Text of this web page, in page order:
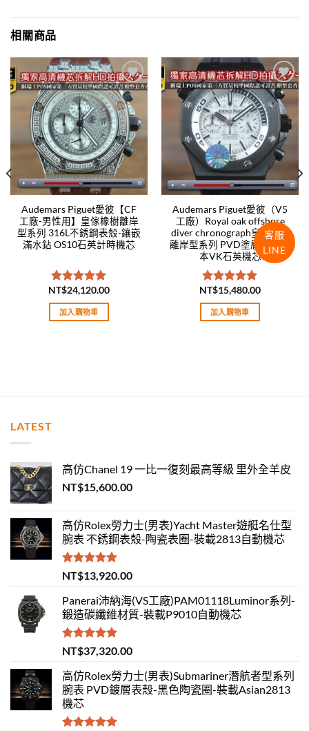
相關商品
Add to
wishlist
Audemars Piguet愛彼【CF
工廠-男性用】皇傢橡樹離岸
型系列 316L不銹鋼表殼-鑲嵌
滿水鉆 OS10石英計時機芯
評分5.00
滿分 5
NT$24,120.00
加入購物車
Add to
wishlist
Audemars Piguet愛彼（V5
工廠）Royal oak offshore
diver chronograph皇傢橡樹
離岸型系列 PVD塗層表殼 日
本VK石英機芯
評分5.00
滿分 5
NT$15,480.00
加入購物車
LATEST
高仿Chanel 19 一比一復刻最高等級 里外全羊皮
NT$15,600.00
高仿Rolex勞力士(男表)Yacht Master遊艇名仕型
腕表 不銹鋼表殼-陶瓷表圈-裝載2813自動機芯
評分5.00
滿分 5
NT$13,920.00
Panerai沛納海(VS工廠)PAM01118Luminor系列-
鍛造碳纖維材質-裝載P9010自動機芯
評分5.00
滿分 5
NT$37,320.00
高仿Rolex勞力士(男表)Submariner潛航者型系列
腕表 PVD鍍層表殼-黑色陶瓷圈-裝載Asian2813
機芯
客服
LINE